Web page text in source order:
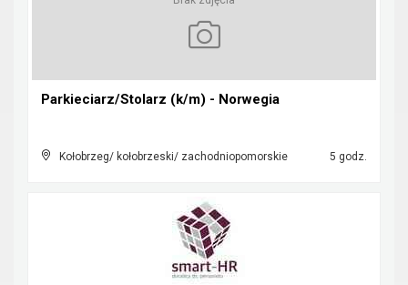
Parkieciarz/Stolarz (k/m) - Norwegia
Kołobrzeg/ kołobrzeski/ zachodniopomorskie 5 godz.